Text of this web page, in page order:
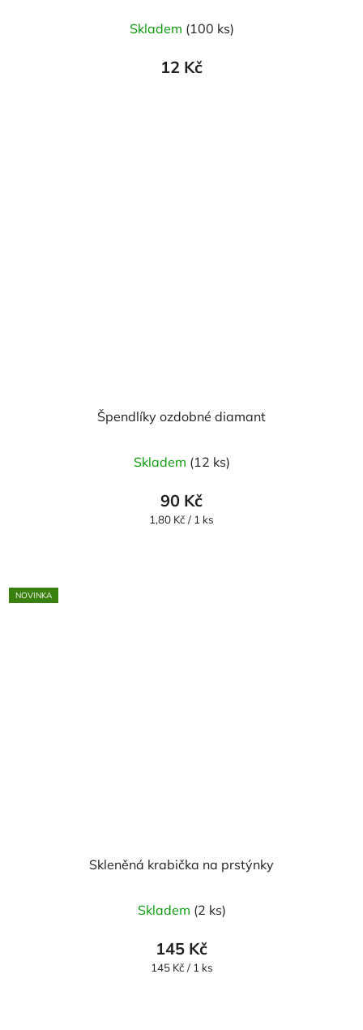
Skladem (100 ks)
12 Kč
Špendlíky ozdobné diamant
Skladem (12 ks)
90 Kč
Měrná
1,80 Kč / 1 ks
NOVINKA
Skleněná krabička na prstýnky
Skladem (2 ks)
145 Kč
Měrná
145 Kč / 1 ks